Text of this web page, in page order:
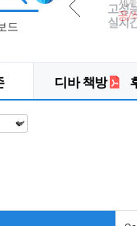
드
디바 책방